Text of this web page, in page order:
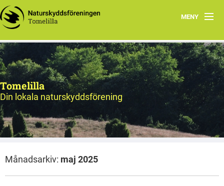
MENY
Hem
Program
Natursnokarna
Styrelsen
Utflyktsmål
Tomelilla
Din lokala naturskyddsförening
Månadsarkiv: maj 2025